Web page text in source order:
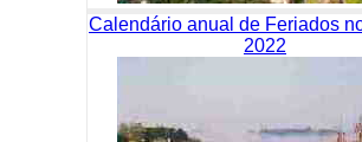
Calendário anual de Feriados
2022